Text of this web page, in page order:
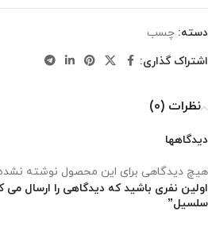
دسته: چسب
اشتراک گذاری:
نظرات (0)
دیدگاهها
هیچ دیدگاهی برای این محصول نوشته
اولین نفری باشید که دیدگاهی را ارسال می
سلسیل”